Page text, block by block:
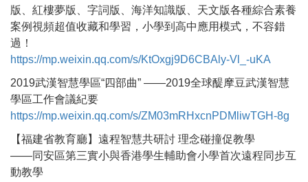
版、紅樓夢版、字詞版、海洋知識版、天文版各種綜合素養
案例視頻超值收藏和學習，小學到高中應用模式，不容錯
過！
https://mp.weixin.qq.com/s/KtOxgj9D6CBAly-Vl_-uKA
2019武漢智慧學區“四部曲” ——2019全球醍摩豆武漢智慧
學區工作會議紀要
https://mp.weixin.qq.com/s/ZM03mRHxcnPDMliwTGH-8g
【福建省教育廳】遠程智慧共研討 理念碰撞促教學
——同安區第三實小與香港學生輔助會小學首次遠程同步互
動教學